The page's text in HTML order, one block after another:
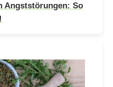
Angststörungen: So